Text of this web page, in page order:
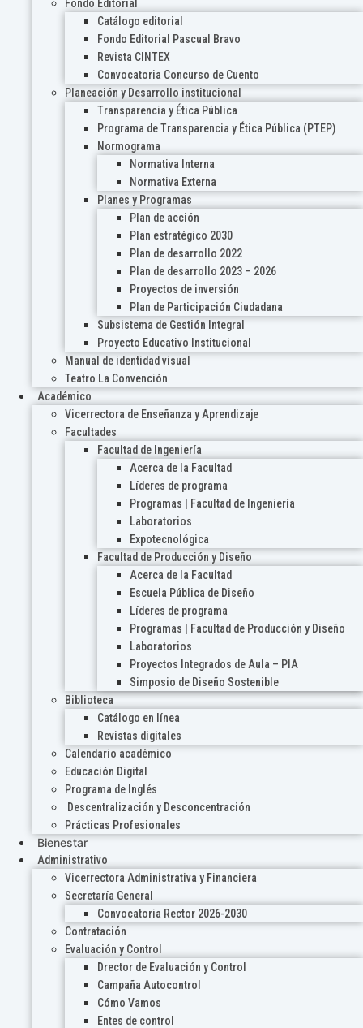
Fondo Editorial
Catálogo editorial
Fondo Editorial Pascual Bravo
Revista CINTEX
Convocatoria Concurso de Cuento
Planeación y Desarrollo institucional
Transparencia y Ética Pública
Programa de Transparencia y Ética Pública (PTEP)
Normograma
Normativa Interna
Normativa Externa
Planes y Programas
Plan de acción
Plan estratégico 2030
Plan de desarrollo 2022
Plan de desarrollo 2023 – 2026
Proyectos de inversión
Plan de Participación Ciudadana
Subsistema de Gestión Integral
Proyecto Educativo Institucional
Manual de identidad visual
Teatro La Convención
Académico
Vicerrectora de Enseñanza y Aprendizaje
Facultades
Facultad de Ingeniería
Acerca de la Facultad
Líderes de programa
Programas | Facultad de Ingeniería
Laboratorios
Expotecnológica
Facultad de Producción y Diseño
Acerca de la Facultad
Escuela Pública de Diseño
Líderes de programa
Programas | Facultad de Producción y Diseño
Laboratorios
Proyectos Integrados de Aula – PIA
Simposio de Diseño Sostenible
Biblioteca
Catálogo en línea
Revistas digitales
Calendario académico
Educación Digital
Programa de Inglés
Descentralización y Desconcentración
Prácticas Profesionales
Bienestar
Administrativo
Vicerrectora Administrativa y Financiera
Secretaría General
Convocatoria Rector 2026-2030
Contratación
Evaluación y Control
Drector de Evaluación y Control
Campaña Autocontrol
Cómo Vamos
Entes de control